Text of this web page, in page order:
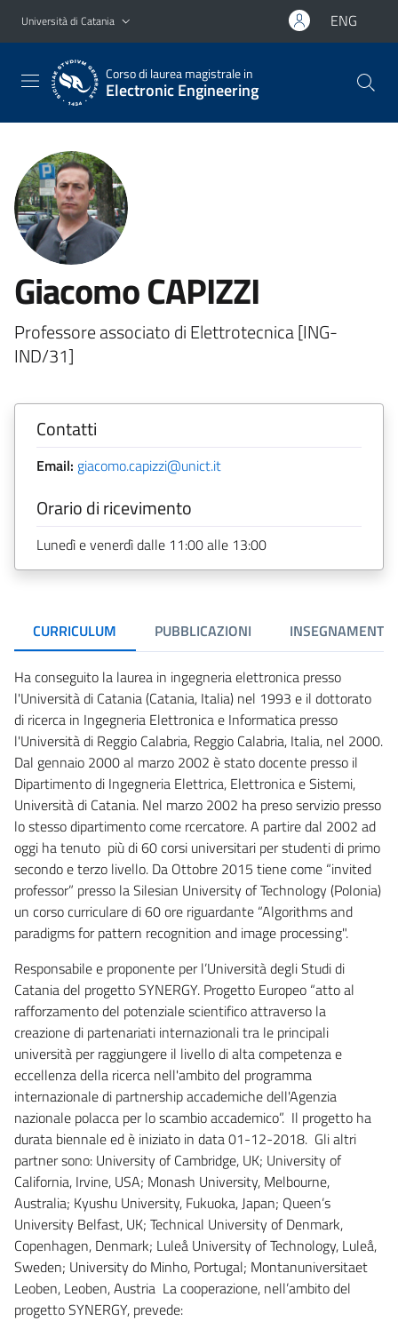
Vai al contenuto principale
Vai al menu di navigazione
Università di Catania ENG
Corso di laurea magistrale in
Electronic Engineering
Giacomo CAPIZZI
Professore associato di Elettrotecnica [ING-
IND/31]
Contatti
Email: giacomo.capizzi@unict.it
Orario di ricevimento
Lunedì e venerdì dalle 11:00 alle 13:00
CURRICULUM PUBBLICAZIONI INSEGNAMENTI
Ha conseguito la laurea in ingegneria elettronica presso
l'Università di Catania (Catania, Italia) nel 1993 e il dottorato
di ricerca in Ingegneria Elettronica e Informatica presso
l'Università di Reggio Calabria, Reggio Calabria, Italia, nel 2000.
Dal gennaio 2000 al marzo 2002 è stato docente presso il
Dipartimento di Ingegneria Elettrica, Elettronica e Sistemi,
Università di Catania. Nel marzo 2002 ha preso servizio presso
lo stesso dipartimento come rcercatore. A partire dal 2002 ad
oggi ha tenuto più di 60 corsi universitari per studenti di primo
secondo e terzo livello. Da Ottobre 2015 tiene come “invited
professor” presso la Silesian University of Technology (Polonia)
un corso curriculare di 60 ore riguardante “Algorithms and
paradigms for pattern recognition and image processing".
Responsabile e proponente per l’Università degli Studi di
Catania del progetto SYNERGY. Progetto Europeo “atto al
rafforzamento del potenziale scientifico attraverso la
creazione di partenariati internazionali tra le principali
università per raggiungere il livello di alta competenza e
eccellenza della ricerca nell'ambito del programma
internazionale di partnership accademiche dell'Agenzia
nazionale polacca per lo scambio accademico”. Il progetto ha
durata biennale ed è iniziato in data 01-12-2018. Gli altri
partner sono: University of Cambridge, UK; University of
California, Irvine, USA; Monash University, Melbourne,
Australia; Kyushu University, Fukuoka, Japan; Queen’s
University Belfast, UK; Technical University of Denmark,
Copenhagen, Denmark; Luleå University of Technology, Luleå,
Sweden; University do Minho, Portugal; Montanuniversitaet
Leoben, Leoben, Austria La cooperazione, nell’ambito del
progetto SYNERGY, prevede: